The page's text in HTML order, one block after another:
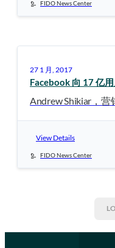
FIDO News Center
27 1 月, 2017
Facebook 向 17 亿
Andrew Shikiar，营
View Details
FIDO News Center